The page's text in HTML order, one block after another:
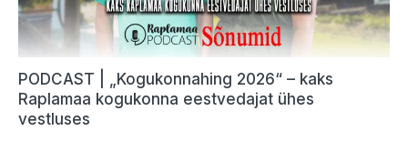
PODCAST | „Kogukonnahing 2026“ – kaks
Raplamaa kogukonna eestvedajat ühes
vestluses